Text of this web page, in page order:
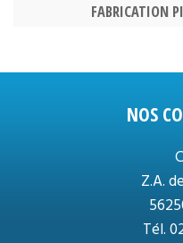
FABRICATION
NOS
Z.A.
Tél.